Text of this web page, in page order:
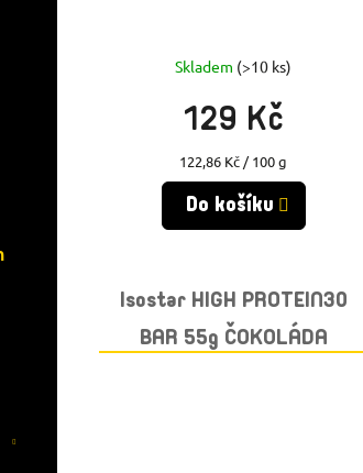
Skladem (>10 ks)
129 Kč
Měrná
cena:
122,86 Kč / 100 g
Do košíku
Isostar HIGH PROTEIN30
BAR 55g ČOKOLÁDA